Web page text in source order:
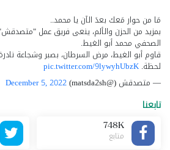
مَا من حوار مَعك بعدَ الآن يا محمد..
بمزيد من الحزن والألم، ينعى فريق عمل
الصحفي محمد أبو الغيط.
قاوم أبو الغيط، مرض السرطان، بصبر وشجاعة
لحظة. pic.twitter.com/9lywyhUbzK
— متصدقش (@matsda2sh)
December 5, 2022
تابعنا
748K
متابع